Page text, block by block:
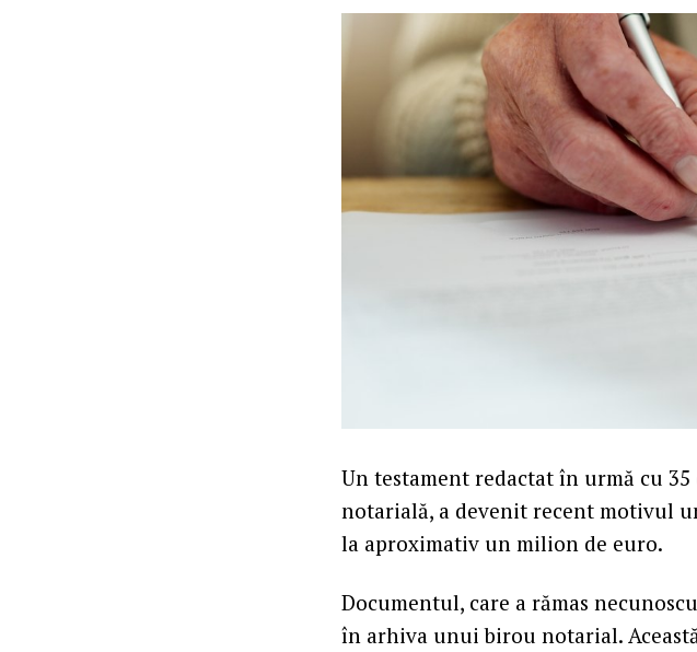
Un testament redactat în urmă cu
notarială, a devenit recent motivul
la aproximativ un milion de euro.
Documentul, care a rămas
în arhiva unui birou notarial.